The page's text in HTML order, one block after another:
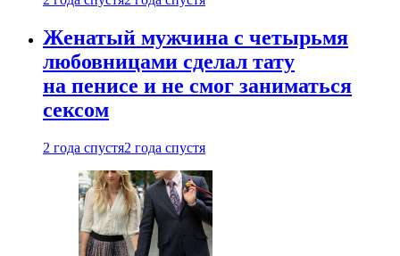
Женатый мужчина с четырьмя
любовницами сделал тату
на пенисе и не смог заниматься
сексом
2 года спустя2 года спустя